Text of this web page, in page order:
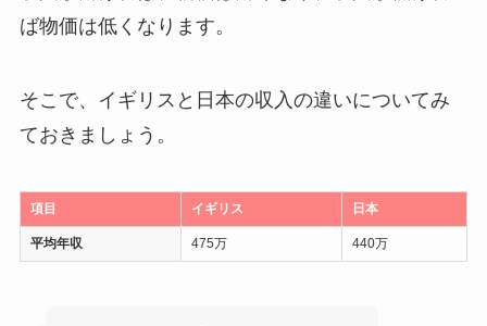
ば物価は低くなります。
そこで、イギリスと日本の収入の違いについてみ
ておきましょう。
項目 イギリス 日本
平均年収 475万 440万